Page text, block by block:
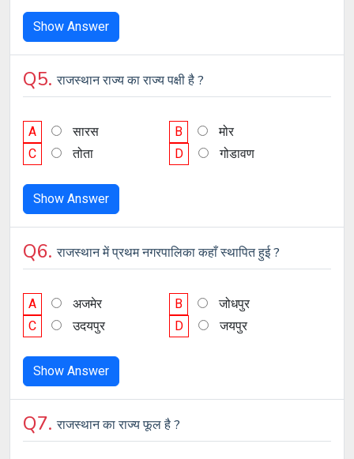
Show Answer
Q5.राजस्थान राज्य का राज्य पक्षी है ?
A सारस B
मोर
C
तोता D गोडावण
Show Answer
Q6.राजस्थान में प्रथम नगरपालिका कहाँ स्थापित हुई ?
A अजमेर B
जोधपुर
C
उदयपुर D जयपुर
Show Answer
Q7.राजस्थान का राज्य फूल है ?